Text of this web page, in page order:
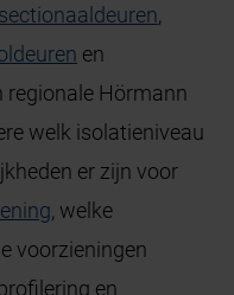
,
en
regionale Hörmann
welk isolatieniveau
er zijn voor
, welke
voorzieningen
en